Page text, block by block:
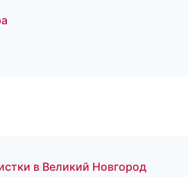
в Великий Новгород